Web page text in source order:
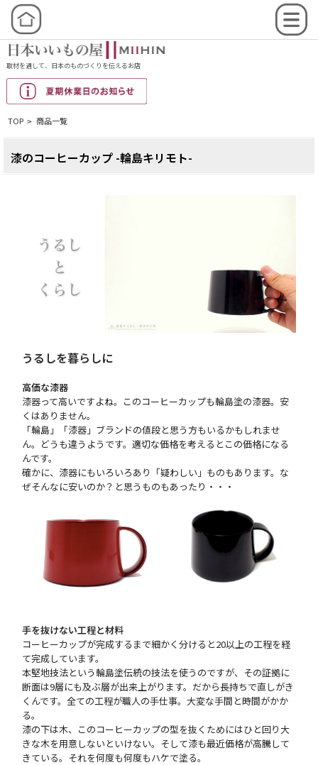
取材を通して、日本のものづくりを伝えるお店
TOP > 商品一覧
漆のコーヒーカップ -輪島キリモト-
うるしを暮らしに
高価な漆器
漆器って高いですよね。このコーヒーカップも輪島塗の漆器。安
くはありません。
「輪島」「漆器」ブランドの値段と思う方もいるかもしれませ
ん。どうも違うようです。適切な価格を考えるとこの価格になる
んです。
確かに、漆器にもいろいろあり「疑わしい」ものもあります。な
ぜそんなに安いのか？と思うものもあったり・・・
手を抜けない工程と材料
コーヒーカップが完成するまで細かく分けると20以上の工程を経
て完成しています。
本堅地技法という輪島塗伝統の技法を使うのですが、その証拠に
断面は9層にも及ぶ層が出来上がります。だから長持ちで直しがき
くんです。全ての工程が職人の手仕事。大変な手間と時間がかか
る。
漆の下は木、このコーヒーカップの型を抜くためにはひと回り大
きな木を用意しないといけない。そして漆も最近価格が高騰して
きている。それを何度も何度もハケで塗る。